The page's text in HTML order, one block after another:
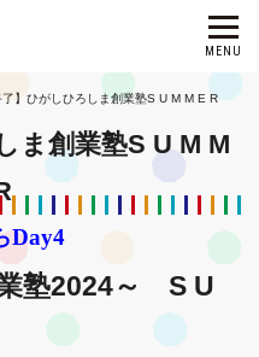
了】ひがしひろしま創業塾S U M M E R
ま創業塾S U M M
Day4
塾2024～ S U